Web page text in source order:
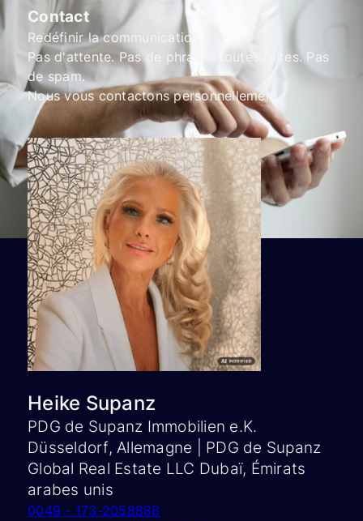
Contact
Redéfinir la communication.
Pas d'attente. Pas de phrases toutes faites. Pas
de spam.
Nous vous contactons personnellement.
Heike Supanz
PDG de Supanz Immobilien e.K.
Düsseldorf, Allemagne | PDG de Supanz
Global Real Estate LLC Dubaï, Émirats
arabes unis
0049 - 173-2058888